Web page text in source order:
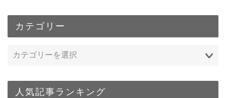
カテゴリー
人気記事ランキング